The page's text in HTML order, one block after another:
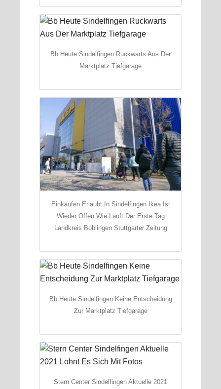
Bb Heute Sindelfingen Ruckwarts Aus Der
Marktplatz Tiefgarage
Einkaufen Erlaubt In Sindelfingen Ikea Ist
Wieder Offen Wie Lauft Der Erste Tag
Landkreis Boblingen Stuttgarter Zeitung
Bb Heute Sindelfingen Keine Entscheidung
Zur Marktplatz Tiefgarage
Stern Center Sindelfingen Aktuelle 2021